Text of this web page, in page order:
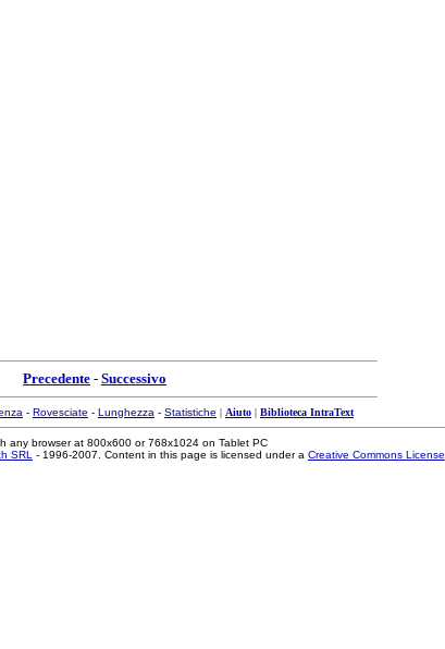
Precedente - Successivo
- Rovesciate - Lunghezza - Statistiche | Aiuto | Biblioteca IntraText
any browser at 800x600 or 768x1024 on Tablet PC
SRL - 1996-2007. Content in this page is licensed under a Creative Commons License